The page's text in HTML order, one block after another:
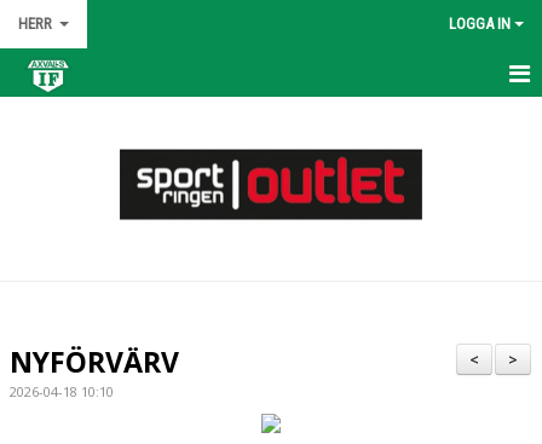
HERR LOGGA IN
BILDGALLERI
>
<
NYFÖRVÄRV
2026-04-18 10:10